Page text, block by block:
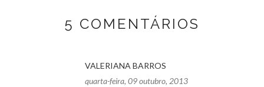
5 COMENTÁRIOS
VALERIANA BARROS
quarta-feira, 09 outubro, 2013